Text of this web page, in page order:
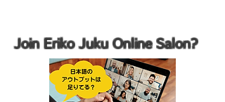
Join Eriko Juku Online Salon?